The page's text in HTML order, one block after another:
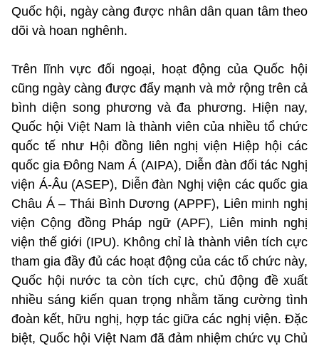
Quốc hội, ngày càng được nhân dân quan tâm theo
dõi và hoan nghênh.
Trên lĩnh vực đối ngoại, hoạt động của Quốc hội
cũng ngày càng được đẩy mạnh và mở rộng trên cả
bình diện song phương và đa phương. Hiện nay,
Quốc hội Việt Nam là thành viên của nhiều tổ chức
quốc tế như Hội đồng liên nghị viện Hiệp hội các
quốc gia Đông Nam Á (AIPA), Diễn đàn đối tác Nghị
viện Á-Âu (ASEP), Diễn đàn Nghị viện các quốc gia
Châu Á – Thái Bình Dương (APPF), Liên minh nghị
viện Cộng đồng Pháp ngữ (APF), Liên minh nghị
viện thế giới (IPU). Không chỉ là thành viên tích cực
tham gia đầy đủ các hoạt động của các tổ chức này,
Quốc hội nước ta còn tích cực, chủ động đề xuất
nhiều sáng kiến quan trọng nhằm tăng cường tình
đoàn kết, hữu nghị, hợp tác giữa các nghị viện. Đặc
biệt, Quốc hội Việt Nam đã đảm nhiệm chức vụ Chủ